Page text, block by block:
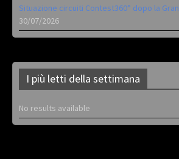
Situazione circuiti Contest360° dopo la
30/07/2026
I più letti della settimana
No results available